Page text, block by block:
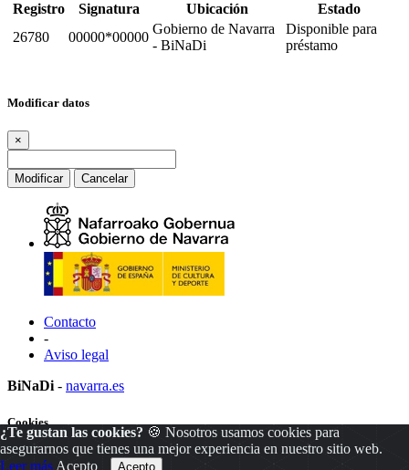
Registro
Signatura Ubicación
Estado
26780
00000*00000
Gobierno de Navarra
- BiNaDi
Disponible para
préstamo
Modificar datos
×
Modificar Cancelar
Contacto
-
Aviso legal
BiNaDi - navarra.es
¿Te gustan las cookies? 🍪 Nosotros usamos cookies para
asegurarnos que tienes una mejor experiencia en nuestro sitio web.
Leer más Acepto
Cookies
×